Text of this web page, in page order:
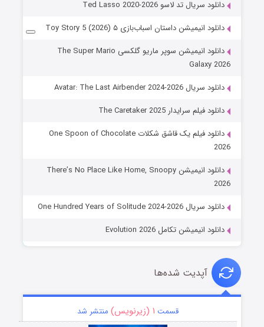
دانلود سریال تد لاسو Ted Lasso 2020-2026
دانلود انیمیشن داستان اسباب‌بازی ۵ Toy Story 5 (2026)
دانلود انیمیشن سوپر ماریو گلکسی The Super Mario
Galaxy 2026
دانلود سریال Avatar: The Last Airbender 2024-2026
دانلود فیلم سرایدار The Caretaker 2025
دانلود فیلم یک قاشق شکلات One Spoon of Chocolate
2026
دانلود انیمیشن There’s No Place Like Home, Snoopy
2026
دانلود سریال One Hundred Years of Solitude 2024-2026
دانلود انیمیشن تکامل Evolution 2026
آپدیت شده‌ها
قسمت ۱ (زیرنویس) منتشر شد